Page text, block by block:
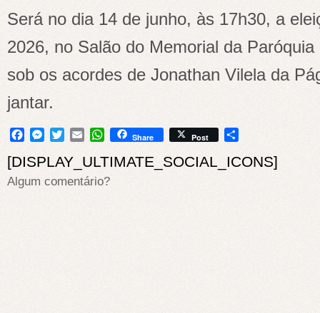
Será no dia 14 de junho, às 17h30, a
2026, no Salão do Memorial da
sob os acordes de Jonathan Vilela da
jantar.
Facebook
Messenger
TwitterEmail WhatsApp
Share Post
[DISPLAY_ULTIMATE_SOCIAL_ICONS]
Algum comentário?